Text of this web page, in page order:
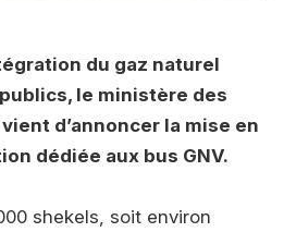
du gaz naturel
le ministère des
d’annoncer la mise en
dédiée aux bus GNV.
shekels, soit environ